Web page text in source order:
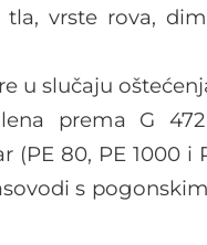
tla, vrste rova,
u slučaju
prema G
80, PE 1000 i
s